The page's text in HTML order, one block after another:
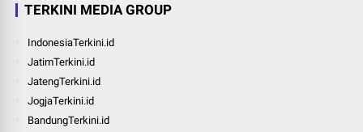
TERKINI MEDIA GROUP
IndonesiaTerkini.id
JatimTerkini.id
JatengTerkini.id
JogjaTerkini.id
BandungTerkini.id